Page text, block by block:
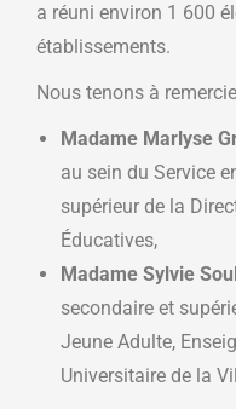
a réuni environ 1 600
établissements.
Nous tenons à
Madame Marlyse
au sein du Service
supérieur de la
Éducatives,
Madame Sylvie
secondaire et
Jeune Adulte,
Universitaire de la